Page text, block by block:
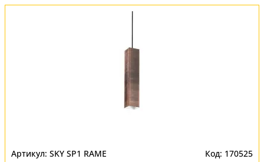
SKY SP1 RAME 170525